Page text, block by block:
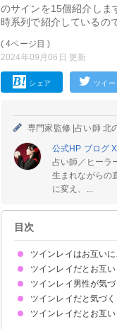
のサインを15個紹介しま
時系列で紹介しているの
( 4ページ目 )
2024年09月06日 更新
シェア ツイー
専門家監修 |占い師 北
公式HP ブログX
占い師／ヒーラ
生まれながらの
に変え、...
目次
ツインレイはお互い
ツインレイだと気づく
男性レイに追いかけら
ツインレイだとお互
①偶然よく出会う
②同じ行動を取ること
③よく目が合う
④懐かしい感覚を抱く
⑤一緒にいると居心地
⑥誕生日が近い
⑦共通点が多い
⑧無償の愛を感じる
⑨テレパシーのような
⑩体の異変を感じる
⑪夢に出てくる
⑫周囲の人から祝福さ
⑬一緒にいると時間が
⑭魂の成長を感じる
⑮相手を必要として一
ツインレイ男性が気
頻繁に連絡してくる
束縛が激しくなる
女性レイに尽くしてく
じっと見つめてくる
ツインレイだと気づ
気付く方法①身体的な
気付く方法②相手から
気付かせる方法①積極
気付かせる方法②テレ
気付かせる方法③共通
ツインレイだとお互